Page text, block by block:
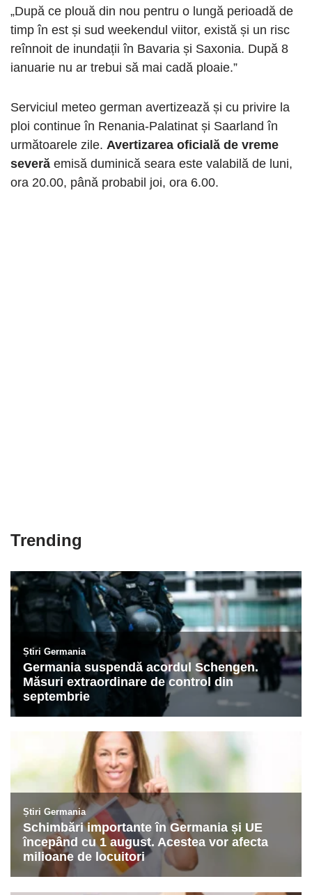
„După ce plouă din nou pentru o lungă perioadă de
timp în est și sud weekendul viitor, există și un risc
reînnoit de inundații în Bavaria și Saxonia. După 8
ianuarie nu ar trebui să mai cadă ploaie.”
Serviciul meteo german avertizează și cu privire la
ploi continue în Renania-Palatinat și Saarland în
următoarele zile. Avertizarea oficială de vreme
severă emisă duminică seara este valabilă de luni,
ora 20.00, până probabil joi, ora 6.00.
Trending